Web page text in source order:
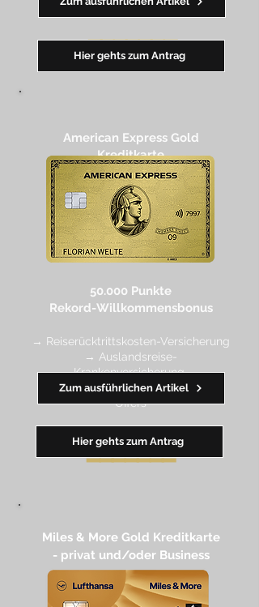
━━━━━━━
Hier gehts zum Antrag
American Express Gold
Kreditkarte
50.000 Punkte
Rekord-Willkommensbonus
→ Reiserücktrittskosten-Versicherung
→ Auslandsreise-
Krankenversicherung
→ wertvolle Rabatte dank Amex
Offers
━━━━━━━
Zum ausführlichen Artikel
Hier gehts zum Antrag
Miles & More Gold Kreditkarte​
- privat und/oder Business